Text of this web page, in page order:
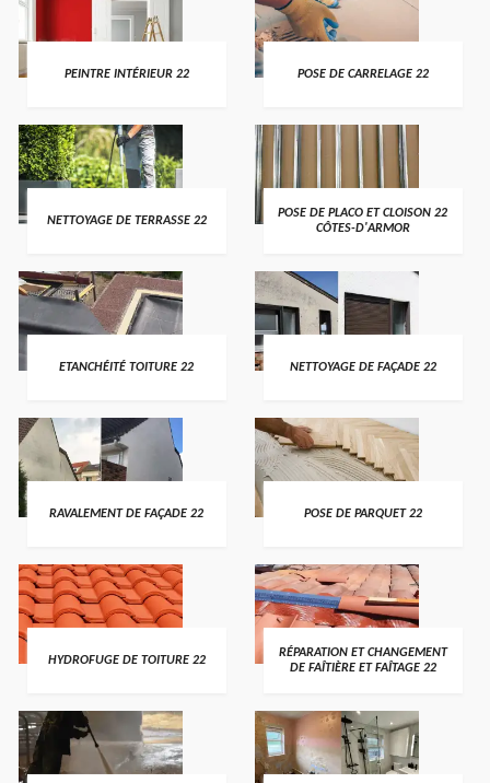
PEINTRE INTÉRIEUR 22 POSE DE CARRELAGE 22
NETTOYAGE DE TERRASSE 22
POSE DE PLACO ET CLOISON 22
CÔTES-D'ARMOR
ETANCHÉITÉ TOITURE 22 NETTOYAGE DE FAÇADE 22
RAVALEMENT DE FAÇADE 22 POSE DE PARQUET 22
HYDROFUGE DE TOITURE 22
RÉPARATION ET CHANGEMENT
DE FAÎTIÈRE ET FAÎTAGE 22